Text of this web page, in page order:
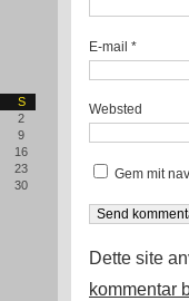
S
2
9
16
23
30
E-mail *
Websted
Gem mit
Dette site
kommentar